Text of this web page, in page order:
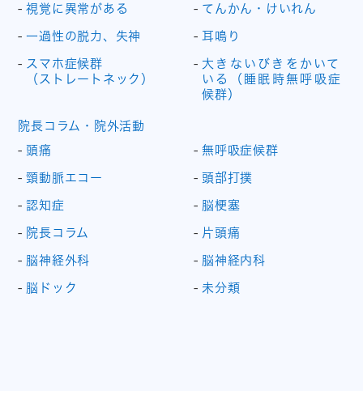
視覚に異常がある てんかん・けいれん
一過性の脱力、失神 耳鳴り
スマホ症候群
（ストレートネック）
大きないびきをかいて
いる（睡眠時無呼吸症
候群）
院長コラム・院外活動
頭痛
無呼吸症候群
頸動脈エコー 頭部打撲
認知症 脳梗塞
院長コラム 片頭痛
脳神経外科 脳神経内科
脳ドック 未分類